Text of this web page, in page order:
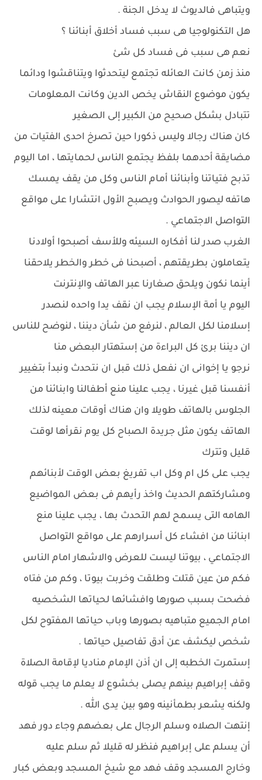
ويتباهى فالديوث لا يدخل الجنة .
هل التكنولوجيا هى سبب فساد أخلاق أبنائنا ؟
نعم هى سبب فى فساد كل شئ
منذ زمن كانت العائله تجتمع ليتحدثوا ويتناقشوا ودائما
يكون موضوع النقاش يخص الدين وكانت المعلومات
تتبادل بشكل صحيح من الكبير إلى الصغير
كان هناك رجالا وليس ذكورا حين تصرخ احدى الفتيات من
مضايقة أحدهما بلفظ يجتمع الناس لحمايتها ، اما اليوم
تذبح فتياتنا وأبنائنا أمام الناس وكل من يقف يمسك
هاتفه ليصور الحوادث ويصبح الأول انتشارا على مواقع
التواصل الاجتماعي .
الغرب صدر لنا أفكاره السيئه وللأسف أصبحوا أولادنا
يتعاملون بطريقتهم ، أصبحنا فى خطر والخطر يلاحقنا
أينما نكون ويلحق صغارنا عبر الهاتف والإنترنت
اليوم يا أمة الإسلام يجب ان نقف يدا واحده لنصدر
إسلامنا لكل العالم ، لنرفع من شأن ديننا ، لنوضح للناس
ان ديننا برئ كل البراءة من إستهتار البعض منا
نرجو يا إخوانى ان نفعل ذلك قبل ان نتحدث ونبدأ بتغيير
أنفسنا قبل غيرنا ، يجب علينا منع أطفالنا وابنائنا من
الجلوس بالهاتف طويلا وان هناك أوقات معينه لذلك
الهاتف يكون مثل جريدة الصباح كل يوم نقرأها لوقت
قليل وتترك
يجب على كل ام وكل اب تفريغ بعض الوقت لأبنائهم
ومشاركتهم الحديث واخذ رأيهم فى بعض المواضيع
الهامه التى يسمح لهم التحدث بها ، يجب علينا منع
ابنائنا من افشاء كل أسرارهم على مواقع التواصل
الاجتماعي ، بيوتنا ليست للعرض والاشهار امام الناس
فكم من عين قتلت وطلقت وخربت بيوتا ، وكم من فتاه
فضحت بسبب صورها وافشائها لحياتها الشخصيه
امام الجميع متباهيه بصورها وباب حياتها المفتوح لكل
شخص ليكشف عن أدق تفاصيل حياتها .
إستمرت الخطبه إلى ان أذن الإمام مناديا لإقامة الصلاة
وقف إبراهيم بينهم يصلى بخشوع لا يعلم ما يجب قوله
ولكنه يشعر بطمأنينه وهو بين يدى الله .
إنتهت الصلاه وسلم الرجال على بعضهم وجاء دور فهد
أن يسلم على إبراهيم فنظر له قليلا ثم سلم عليه
وخارج المسجد وقف فهد مع شيخ المسجد وبعض كبار